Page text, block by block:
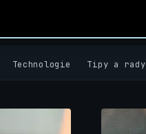
Technologie Tipy a rady